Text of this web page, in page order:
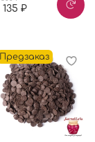
135 ₽
Предзаказ